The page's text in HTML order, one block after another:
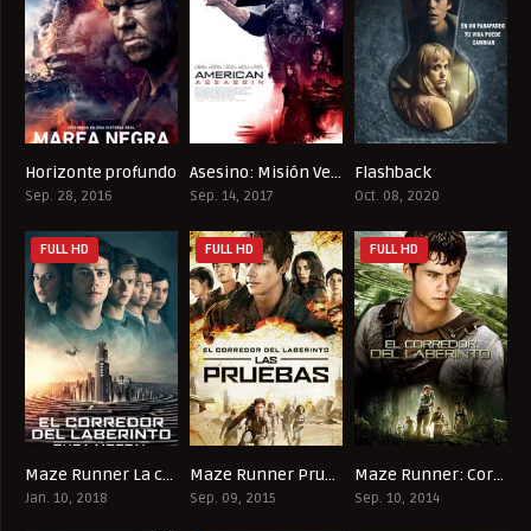
7.1
Horizonte profundo
Sep. 28, 2016
6.2Asesino: Misión Venganza
Sep. 14, 2017
Flashback
Oct. 08, 2020
6.2
FULL HD
Maze Runner La cura mortal
Jan. 10, 2018
6.3
FULL HD
Maze Runner Prueba de fuego
Sep. 09, 2015
6.8
FULL HD
Maze Runner: Correr o morir
Sep. 10, 2014